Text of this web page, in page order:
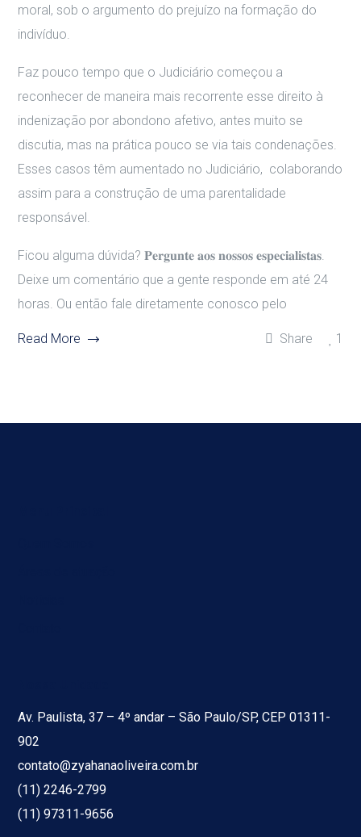
moral, sob o argumento do prejuízo na formação do
indivíduo.
Faz pouco tempo que o Judiciário começou a
reconhecer de maneira mais recorrente esse direito à
indenização por abondono afetivo, antes muito se
discutia, mas na prática pouco se via tais condenações.
Esses casos têm aumentado no Judiciário, colaborando
assim para a construção de uma parentalidade
responsável.
Ficou alguma dúvida? 𝐏𝐞𝐫𝐠𝐮𝐧𝐭𝐞 𝐚𝐨𝐬 𝐧𝐨𝐬𝐬𝐨𝐬 𝐞𝐬𝐩𝐞𝐜𝐢𝐚𝐥𝐢𝐬𝐭𝐚𝐬.
Deixe um comentário que a gente responde em até 24
horas. Ou então fale diretamente conosco pelo
Read More Share 1
Av. Paulista, 37 – 4º andar – São Paulo/SP, CEP 01311-
902
contato@zyahanaoliveira.com.br
(11) 2246-2799
(11) 97311-9656